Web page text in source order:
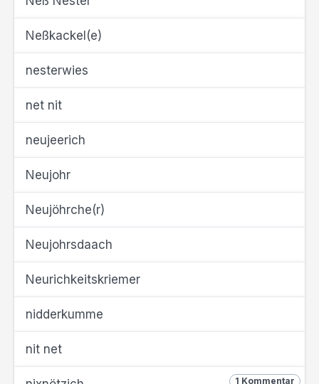
Neßkackel(e)
nesterwies
net nit
neujeerich
Neujohr
Neujöhrche(r)
Neujohrsdaach
Neurichkeitskriemer
nidderkumme
nit net
1 Kommentar